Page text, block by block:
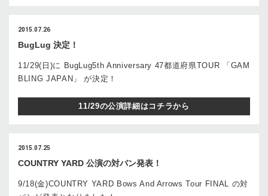
2015.07.26
BugLug 決定！
11/29(日)に BugLug5th Anniversary 47都道府県TOUR 「GAM
BLING JAPAN」 が決定！
11/29の公演詳細はコチラから
2015.07.25
COUNTRY YARD 公演の対バン発表！
9/18(金)COUNTRY YARD Bows And Arrows Tour FINAL の対